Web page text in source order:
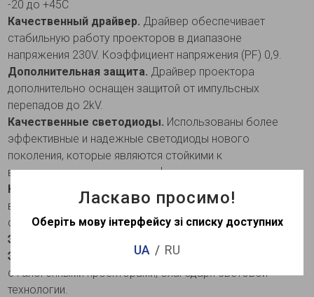
-20 до +45С
Качественный драйвер. Драйвер обеспечивает
стабильную работу проекторов в диапазоне
напряжения 230V. Коэффициент напряжения (PF) 0,9.
Дополнительная защита. Драйвер проектора
дополнительно оснащен защитой от импульсных
перепадов до 2kV.
Качественные светодиоды. Использованы более
эффективные и надежные светодиоды нового
поколения, которые являются стойкими к
возникновению световых дефектов.
Компактный корпус
. Благодаря узкому корпусу,
возможен монтаж в ниши небольшой глубины и
сложные для установки места.
Энергоэффективность
Экономия
. Экономит около 80% энергии по сравнению
с галогенными проекторами, благодаря световой
технологии.
Ласкаво просимо!
Оберіть мову інтерфейсу зі списку доступних
UA RU